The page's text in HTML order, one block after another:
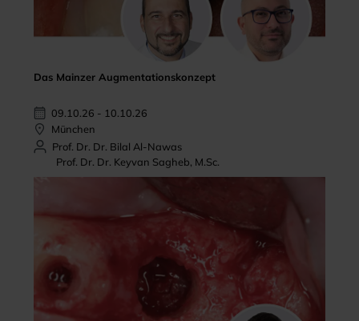
Das Mainzer Augmentationskonzept
09.10.26 - 10.10.26
München
Prof. Dr. Dr. Bilal Al-Nawas
Prof. Dr. Dr. Keyvan Sagheb, M.Sc.